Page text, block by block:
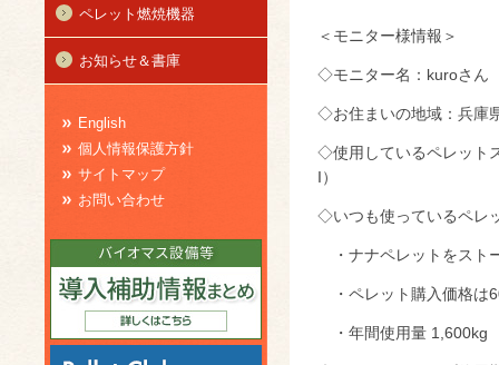
＜モニター様情報＞
◇モニター名：kuroさん
◇お住まいの地域：兵庫
◇使用しているペレット
I）
◇いつも使っているペレ
・ナナペレットをスト
・ペレット購入価格は
・年間使用量 1,600kg
ペレット燃焼機器
お知らせ＆書庫
English
個人情報保護方針
サイトマップ
お問い合わせ